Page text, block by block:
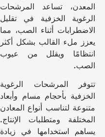
المعدن، تساعد المرشحات
الرغوية الخزفية في تقليل
الاضطرابات أثناء الصب، مما
يعزز ملء القالب بشكل أكثر
انتظامًا ويقلل من عيوب
الصب.
تتوفر المرشحات الرغوية
الخزفية بأحجام مسام وأبعاد
متنوعة لتناسب أنواع المعادن
المختلفة ومتطلبات الإنتاج.
يساهم استخدامها في زيادة